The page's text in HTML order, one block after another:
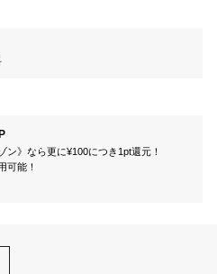
》なら更に¥100につき1pt還元！
可能！